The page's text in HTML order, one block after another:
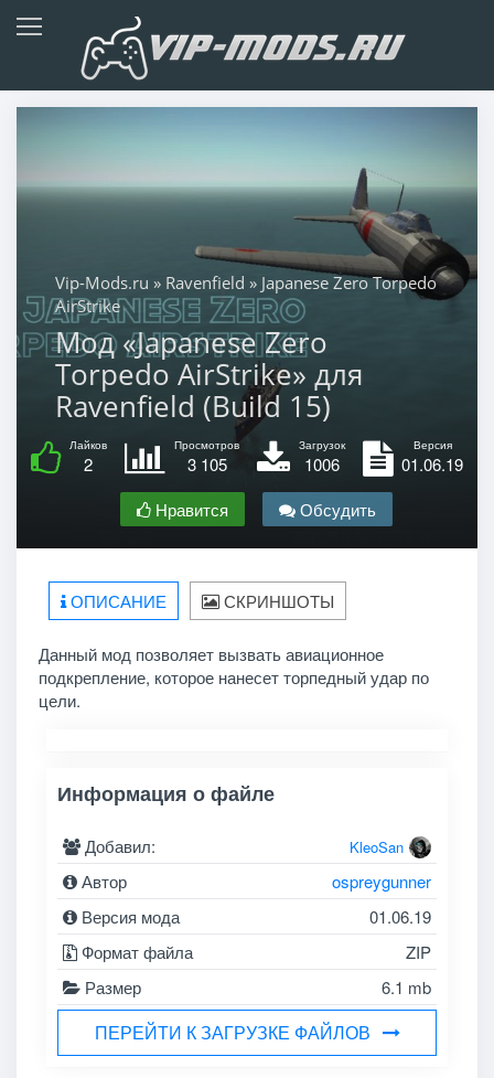
Vip-Mods.ru » Ravenfield » Japanese Zero Torpedo
AirStrike
Мод «Japanese Zero
Torpedo AirStrike» для
Ravenfield (Build 15)
Лайков
2
Просмотров
3 105
Загрузок
1006
Версия
01.06.19
Нравится
Обсудить
ОПИСАНИЕ СКРИНШОТЫ
Данный мод позволяет вызвать авиационное
подкрепление, которое нанесет торпедный удар по
цели.
Информация о файле
Добавил: KleoSan
Автор
ospreygunner
Версия мода
01.06.19
Формат файла
ZIP
Размер
6.1 mb
ПЕРЕЙТИ К ЗАГРУЗКЕ ФАЙЛОВ